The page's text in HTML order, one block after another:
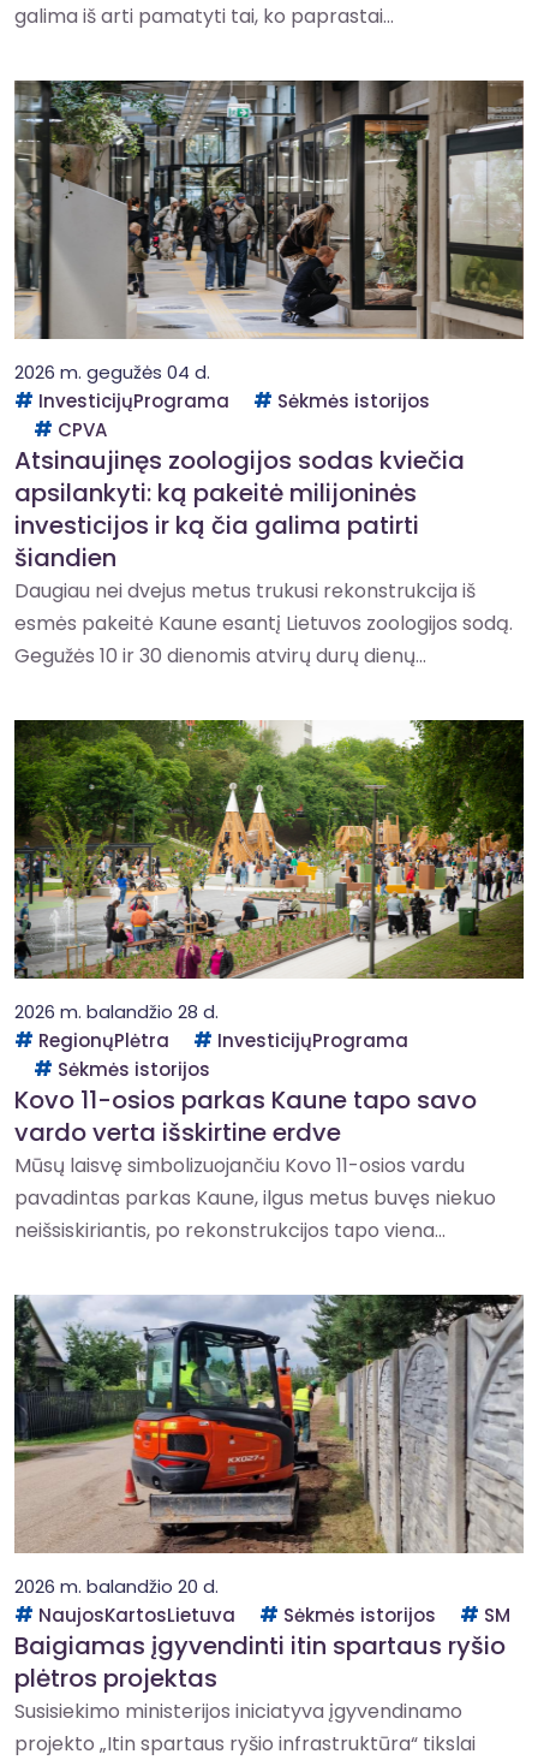
galima iš arti pamatyti tai, ko paprastai...
2026 m. gegužės 04 d.
InvesticijųPrograma
Sėkmės istorijos
CPVA
Atsinaujinęs zoologijos sodas kviečia
apsilankyti: ką pakeitė milijoninės
investicijos ir ką čia galima patirti
šiandien
Daugiau nei dvejus metus trukusi rekonstrukcija iš
esmės pakeitė Kaune esantį Lietuvos zoologijos sodą.
Gegužės 10 ir 30 dienomis atvirų durų dienų...
2026 m. balandžio 28 d.
RegionųPlėtra
InvesticijųPrograma
Sėkmės istorijos
Kovo 11-osios parkas Kaune tapo savo
vardo verta išskirtine erdve
Mūsų laisvę simbolizuojančiu Kovo 11-osios vardu
pavadintas parkas Kaune, ilgus metus buvęs niekuo
neišsiskiriantis, po rekonstrukcijos tapo viena...
2026 m. balandžio 20 d.
NaujosKartosLietuva
Sėkmės istorijos SM
Baigiamas įgyvendinti itin spartaus ryšio
plėtros projektas
Susisiekimo ministerijos iniciatyva įgyvendinamo
projekto „Itin spartaus ryšio infrastruktūra“ tikslai